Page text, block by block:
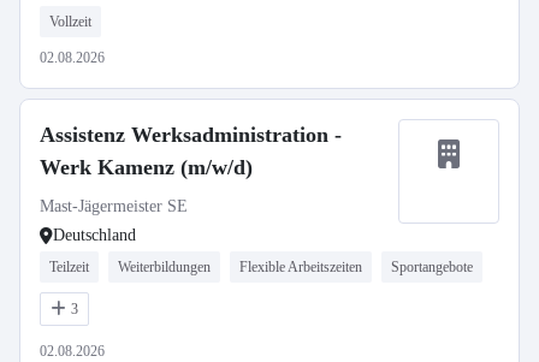
Vollzeit
02.08.2026
Assistenz Werksadministration -
Werk Kamenz (m/w/d)
Mast-Jägermeister SE
Deutschland
Teilzeit Weiterbildungen Flexible Arbeitszeiten Sportangebote
3
02.08.2026